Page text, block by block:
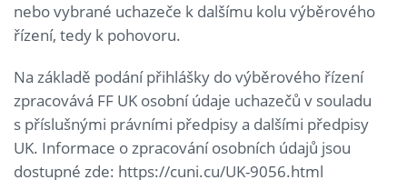
nebo vybrané uchazeče k dalšímu kolu výběrového
řízení, tedy k pohovoru.
Na základě podání přihlášky do výběrového řízení
zpracovává FF UK osobní údaje uchazečů v souladu
s příslušnými právními předpisy a dalšími předpisy
UK. Informace o zpracování osobních údajů jsou
dostupné zde: https://cuni.cu/UK-9056.html